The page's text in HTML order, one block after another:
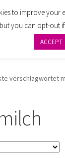
verschlagwortet
to improve your
you can opt-out
ACCEPT